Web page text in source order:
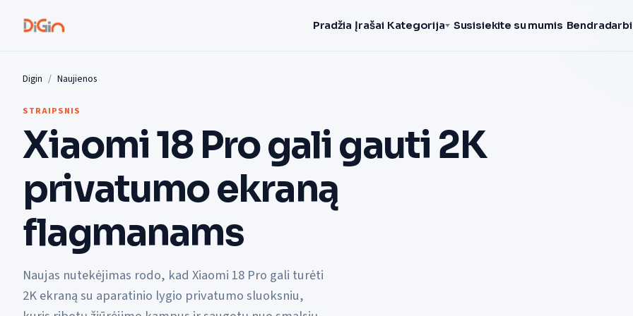
Pradžia Įrašai Kategorija Susisiekite su mumis
Digin Naujienos
STRAIPSNIS
Xiaomi 18 Pro gali gauti 2K
privatumo ekraną
flagmanams
Naujas nutekėjimas rodo, kad Xiaomi 18 Pro gali turėti
2K ekraną su aparatinio lygio privatumo sluoksniu,